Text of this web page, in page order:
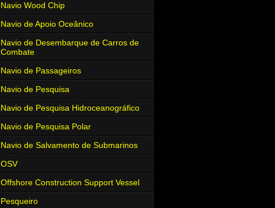
Navio Wood Chip
Navio de Apoio Oceânico
Navio de Desembarque de Carros de
Combate
Navio de Passageiros
Navio de Pesquisa
Navio de Pesquisa Hidroceanográfico
Navio de Pesquisa Polar
Navio de Salvamento de Submarinos
OSV
Offshore Construction Support Vessel
Pesqueiro